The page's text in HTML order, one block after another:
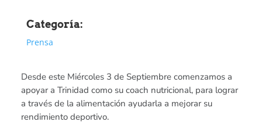
Categoría:
Prensa
Desde este Miércoles 3 de Septiembre comenzamos a
apoyar a Trinidad como su coach nutricional, para lograr
a través de la alimentación ayudarla a mejorar su
rendimiento deportivo.